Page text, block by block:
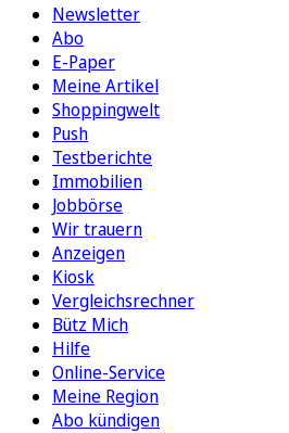
Newsletter
Abo
E-Paper
Meine Artikel
Shoppingwelt
Push
Testberichte
Immobilien
Jobbörse
Wir trauern
Anzeigen
Kiosk
Vergleichsrechner
Bütz Mich
Hilfe
Online-Service
Meine Region
Abo kündigen